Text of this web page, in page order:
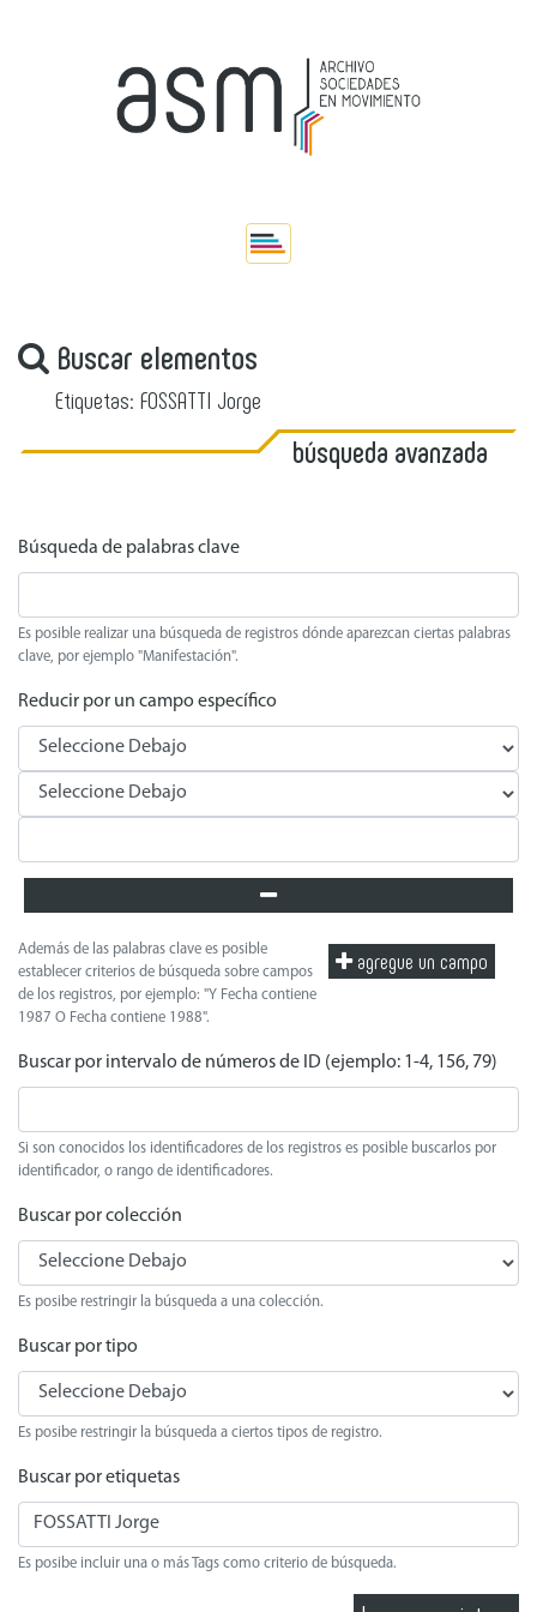
Buscar elementos
Etiquetas: FOSSATTI Jorge
búsqueda avanzada
Búsqueda de palabras clave
Es posible realizar una búsqueda de registros dónde aparezcan ciertas palabras
clave, por ejemplo "Manifestación".
Reducir por un campo específico
agregue un campo
Además de las palabras clave es posible
establecer criterios de búsqueda sobre campos
de los registros, por ejemplo: "Y Fecha contiene
1987 O Fecha contiene 1988".
Buscar por intervalo de números de ID (ejemplo: 1-4, 156, 79)
Si son conocidos los identificadores de los registros es posible buscarlos por
identificador, o rango de identificadores.
Buscar por colección
Es posibe restringir la búsqueda a una colección.
Buscar por tipo
Es posibe restringir la búsqueda a ciertos tipos de registro.
Buscar por etiquetas
Es posibe incluir una o más Tags como criterio de búsqueda.